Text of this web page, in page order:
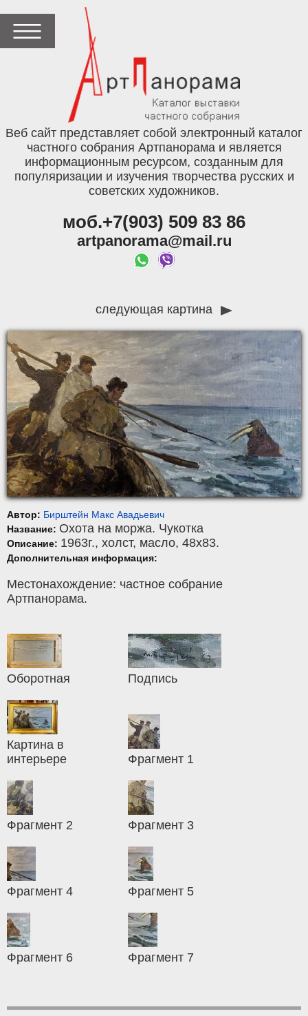
Веб сайт представляет собой электронный каталог
частного собрания Артпанорама и является
информационным ресурсом, созданным для
популяризации и изучения творчества русских и
советских художников.
моб.+7(903) 509 83 86
artpanorama@mail.ru
следующая картина
Автор: Бирштейн Макс Авадьевич
Название: Охота на моржа. Чукотка
Описание: 1963г., холст, масло, 48x83.
Дополнительная информация:
Местонахождение: частное собрание
Артпанорама.
Оборотная Подпись
Картина в
интерьере
Фрагмент 1
Фрагмент 2 Фрагмент 3
Фрагмент 4 Фрагмент 5
Фрагмент 6 Фрагмент 7